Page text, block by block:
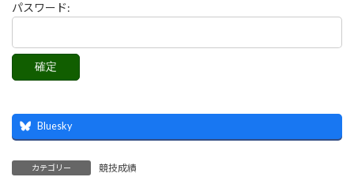
パスワード:
Bluesky
カテゴリー 競技成績